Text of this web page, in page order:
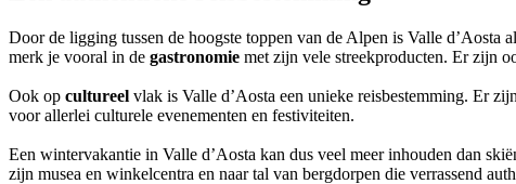
Door de ligging tussen de hoogste toppen van de Alpen is Valle d’Aosta
merk je vooral in de gastronomie met zijn vele streekproducten. Er zijn
Ook op cultureel vlak is Valle d’Aosta een unieke reisbestemming. Er
voor allerlei culturele evenementen en festiviteiten.
Een wintervakantie in Valle d’Aosta kan dus veel meer inhouden dan
zijn musea en winkelcentra en naar tal van bergdorpen die verrassend